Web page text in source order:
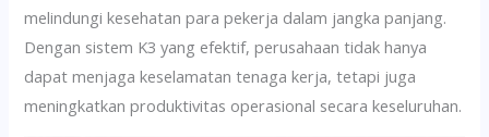
melindungi kesehatan para pekerja dalam jangka panjang.
Dengan sistem K3 yang efektif, perusahaan tidak hanya
dapat menjaga keselamatan tenaga kerja, tetapi juga
meningkatkan produktivitas operasional secara keseluruhan.